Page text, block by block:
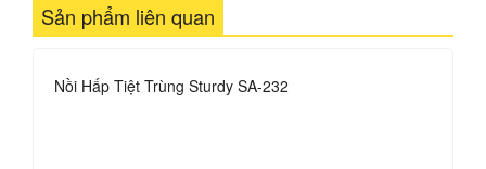
Sản phẩm liên quan
Nồi Hấp Tiệt Trùng Sturdy SA-232